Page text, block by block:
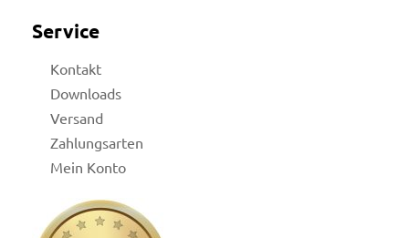
Service
Kontakt
Downloads
Versand
Zahlungsarten
Mein Konto